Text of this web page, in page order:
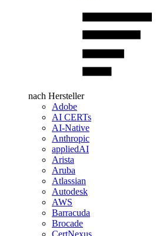
nach Hersteller
Adobe
AI CERTs
AI-Native
Anthropic
appliedAI
Arista
Aruba
Atlassian
Autodesk
AWS
Barracuda
Brocade
CertNexus